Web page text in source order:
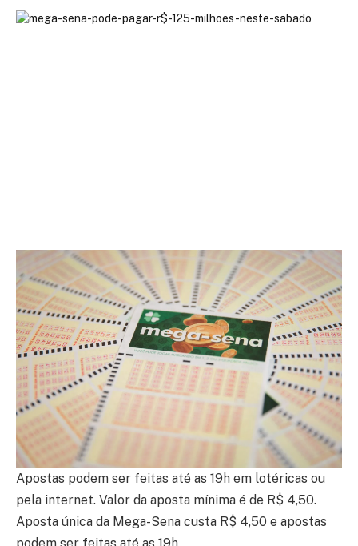
Apostas podem ser feitas até as 19h em lotéricas ou
pela internet. Valor da aposta mínima é de R$ 4,50.
Aposta única da Mega-Sena custa R$ 4,50 e apostas